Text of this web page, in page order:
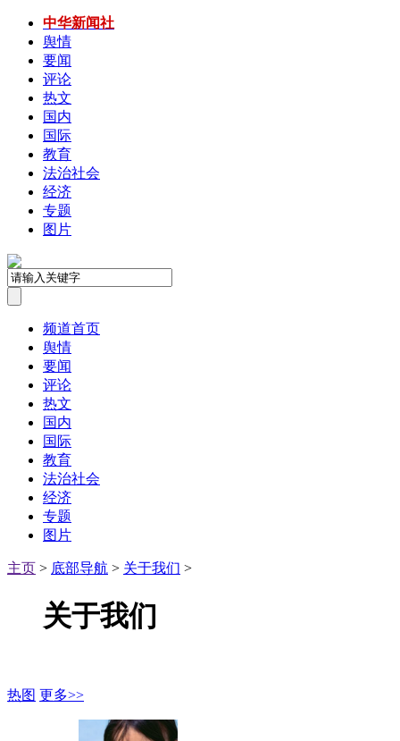
中华新闻社
舆情
要闻
评论
热文
国内
国际
教育
法治社会
经济
专题
图片
频道首页
舆情
要闻
评论
热文
国内
国际
教育
法治社会
经济
专题
图片
主页 > 底部导航 > 关于我们 >
关于我们
热图 更多>>